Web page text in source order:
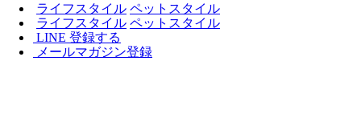
ライフスタイル ペットスタイル
ライフスタイル ペットスタイル
LINE 登録する
メールマガジン登録